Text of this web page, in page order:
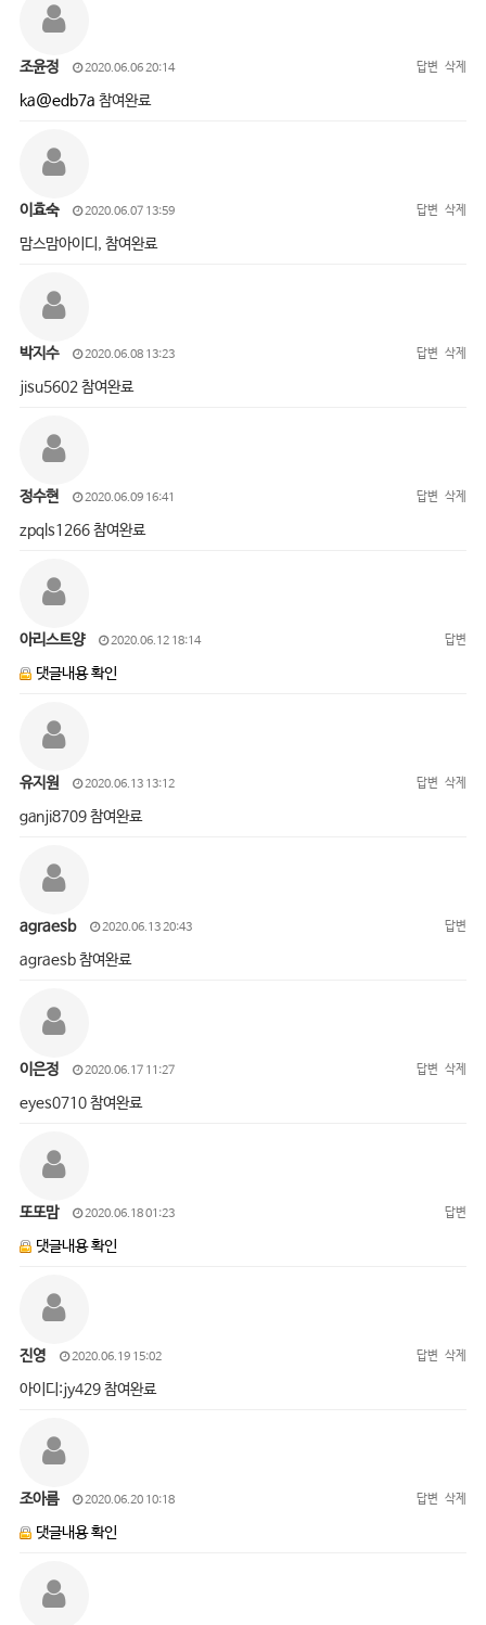
조윤정 2020.06.06 20:14 답변 삭제
ka@edb7a 참여완료
이효숙 2020.06.07 13:59 답변 삭제
맘스맘아이디, 참여완료
박지수 2020.06.08 13:23 답변 삭제
jisu5602 참여완료
정수현 2020.06.09 16:41 답변 삭제
zpqls1266 참여완료
아리스트양 2020.06.12 18:14 답변
댓글내용 확인
유지원 2020.06.13 13:12 답변 삭제
ganji8709 참여완료
agraesb 2020.06.13 20:43 답변
agraesb 참여완료
이은정 2020.06.17 11:27 답변 삭제
eyes0710 참여완료
또또맘 2020.06.18 01:23 답변
댓글내용 확인
진영 2020.06.19 15:02 답변 삭제
아이디:jy429 참여완료
조아름 2020.06.20 10:18 답변 삭제
댓글내용 확인